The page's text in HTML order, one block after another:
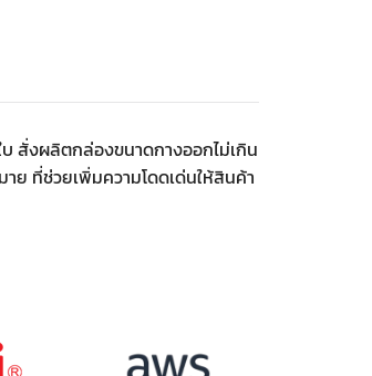
สั่งผลิตกล่องขนาดกางออกไม่เกิน
ย ที่ช่วยเพิ่มความโดดเด่นให้สินค้า